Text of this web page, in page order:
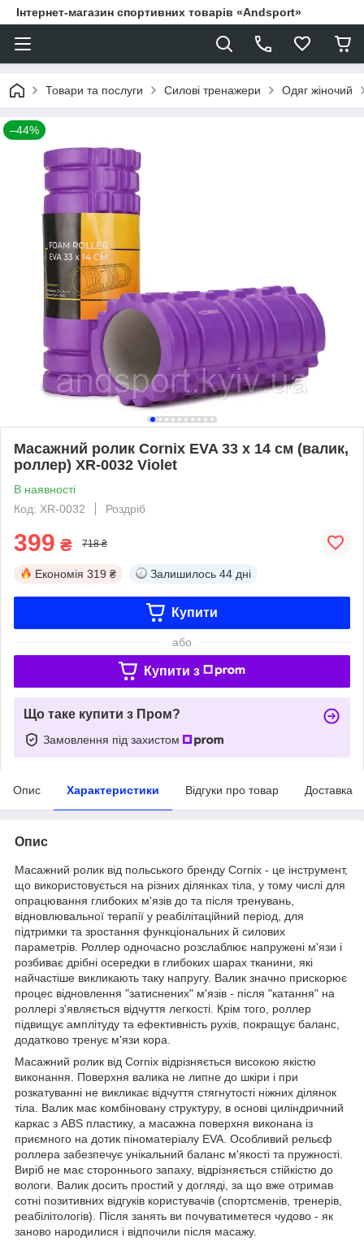
Інтернет-магазин спортивних товарів «Andsport»
Товари та послуги Силові тренажери Одяг жіночий
–44%
Масажний ролик Cornix EVA 33 x 14 см (валик,
роллер) XR-0032 Violet
В наявності
Код: XR-0032
Роздріб
399 ₴ 718 ₴
Економія 319 ₴ Залишилось 44 дні
Купити
або
Купити з
Що таке купити з Пром?
Замовлення під захистом
Опис Характеристики Відгуки про товар Доставка
Опис
Масажний ролик від польського бренду Cornix - це інструмент,
що використовується на різних ділянках тіла, у тому числі для
опрацювання глибоких м'язів до та після тренувань,
відновлювальної терапії у реабілітаційний період, для
підтримки та зростання функціональних й силових
параметрів. Роллер одночасно розслаблює напружені м'язи і
розбиває дрібні осередки в глибоких шарах тканини, які
найчастіше викликають таку напругу. Валик значно прискорює
процес відновлення "затиснених" м'язів - після "катання" на
роллері з'являється відчуття легкості. Крім того, роллер
підвищує амплітуду та ефективність рухів, покращує баланс,
додатково тренує м'язи кора.
Масажний ролик від Cornix відрізняється високою якістю
виконання. Поверхня валика не липне до шкіри і при
розкатуванні не викликає відчуття стягнутості ніжних ділянок
тіла. Валик має комбіновану структуру, в основі циліндричний
каркас з ABS пластику, а масажна поверхня виконана із
приємного на дотик піноматеріалу EVA. Особливий рельєф
роллера забезпечує унікальний баланс м'якості та пружності.
Виріб не має стороннього запаху, відрізняється стійкістю до
вологи. Валик досить простий у догляді, за що вже отримав
сотні позитивних відгуків користувачів (спортсменів, тренерів,
реабілітологів). Після занять ви почуватиметеся чудово - як
заново народилися і відпочили після масажу.